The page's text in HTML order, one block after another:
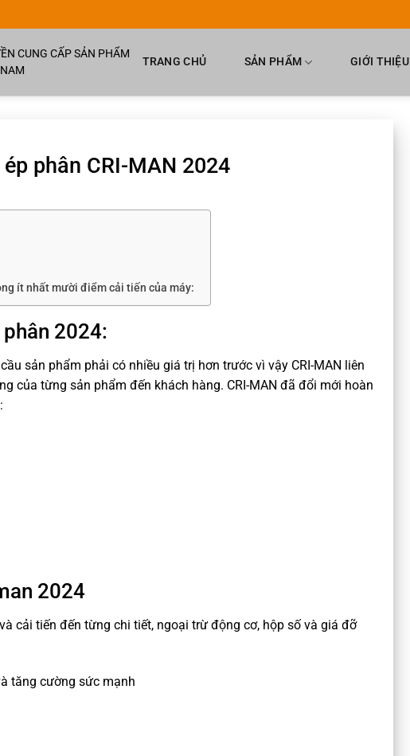
CUNG CẤP SẢN PHẨM
TRANG CHỦ SẢN PHẨM GIỚI THIỆU
phân CRI-MAN 2024
ít nhất mười điểm cải tiến của máy:
2024:
sản phẩm phải có nhiều giá trị hơn trước vì vậy CRI-MAN liên
của từng sản phẩm đến khách hàng. CRI-MAN đã đổi mới hoàn
2024
cải tiến đến từng chi tiết, ngoại trừ động cơ, hộp số và giá đỡ
tăng cường sức mạnh